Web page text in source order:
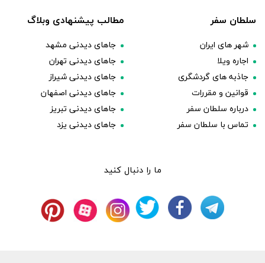
سلطان سفر
شهر های ایران
اجاره ویلا
جاذبه های گردشگری
قوانین و مقررات
درباره سلطان سفر
تماس با سلطان سفر
مطالب پیشنهادی وبلاگ
جاهای دیدنی مشهد
جاهای دیدنی تهران
جاهای دیدنی شیراز
جاهای دیدنی اصفهان
جاهای دیدنی تبریز
جاهای دیدنی یزد
ما را دنبال کنید